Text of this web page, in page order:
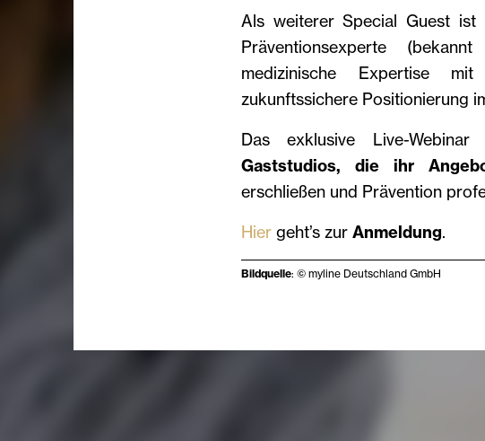
Als weiterer Special Guest ist
Präventionsexperte
medizinische Expertise
zukunftssichere Positionierung
Das exklusive Live-
Gaststudios, die ihr
erschließen und Prävention
Hiergeht’s zur Anmeldung.
Bildquelle: © myline Deutschland GmbH